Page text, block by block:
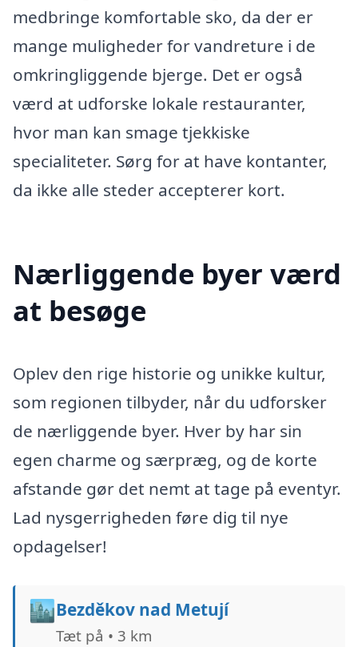
medbringe komfortable sko, da der er
mange muligheder for vandreture i de
omkringliggende bjerge. Det er også
værd at udforske lokale restauranter,
hvor man kan smage tjekkiske
specialiteter. Sørg for at have kontanter,
da ikke alle steder accepterer kort.
Nærliggende byer værd
at besøge
Oplev den rige historie og unikke kultur,
som regionen tilbyder, når du udforsker
de nærliggende byer. Hver by har sin
egen charme og særpræg, og de korte
afstande gør det nemt at tage på eventyr.
Lad nysgerrigheden føre dig til nye
opdagelser!
🏙️Bezděkov nad Metují
Tæt på • 3 km